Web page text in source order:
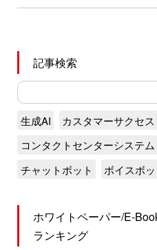
記事検索
生成AI
カスタマーサクセス
コンタクトセンターシステム
チャットボット
ボイスボッ
ホワイトペーパー/E-
ランキング